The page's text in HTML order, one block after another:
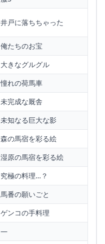
井戸に落ちちゃった
俺たちのお宝
大きなグルグル
憧れの荷馬車
未完成な厩舎
未知なる巨大な影
森の馬宿を彩る絵
湿原の馬宿を彩る絵
究極の料理…？
馬番の願いごと
ゲンコの手料理
—